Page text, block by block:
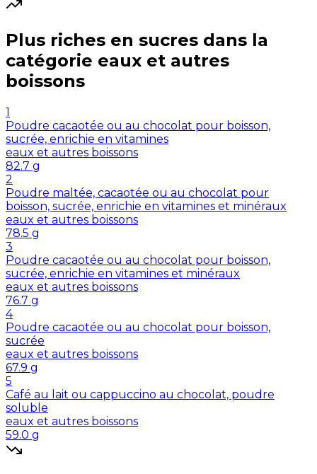
Plus riches en sucres dans la
catégorie eaux et autres
boissons
1
Poudre cacaotée ou au chocolat pour boisson,
sucrée, enrichie en vitamines
eaux et autres boissons
82.7 g
2
Poudre maltée, cacaotée ou au chocolat pour
boisson, sucrée, enrichie en vitamines et minéraux
eaux et autres boissons
78.5 g
3
Poudre cacaotée ou au chocolat pour boisson,
sucrée, enrichie en vitamines et minéraux
eaux et autres boissons
76.7 g
4
Poudre cacaotée ou au chocolat pour boisson,
sucrée
eaux et autres boissons
67.9 g
5
Café au lait ou cappuccino au chocolat, poudre
soluble
eaux et autres boissons
59.0 g